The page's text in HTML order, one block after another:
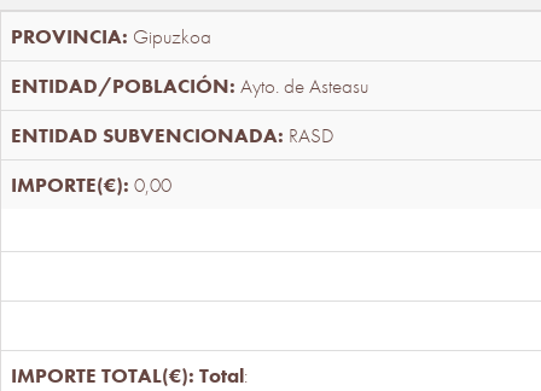
Gipuzkoa
Ayto. de Asteasu
RASD
0,00
Total: